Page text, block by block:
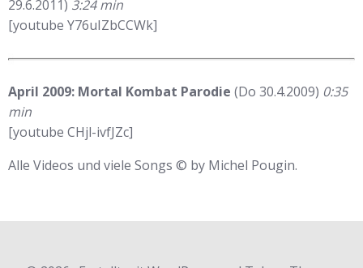
29.6.2011) 3:24 min
[youtube Y76uIZbCCWk]
April 2009: Mortal Kombat Parodie (Do 30.4.2009) 0:35
min
[youtube CHjl-ivfJZc]
Alle Videos und viele Songs © by Michel Pougin.